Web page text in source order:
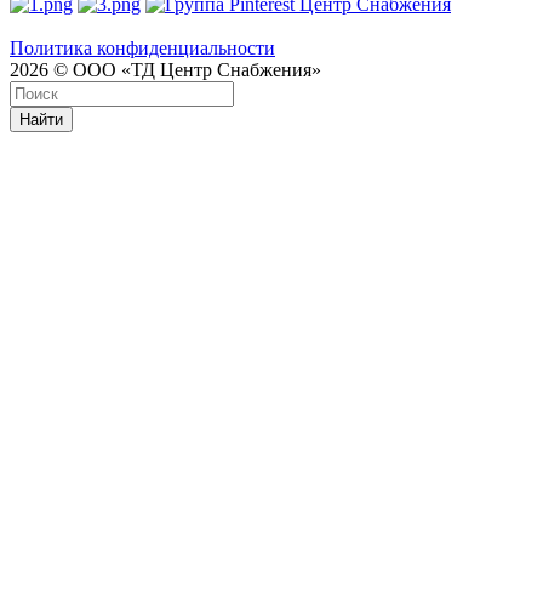
Политика конфиденциальности
2026 © ООО «ТД Центр Снабжения»
Найти